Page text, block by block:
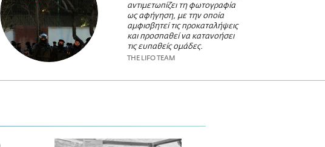
αντιμετωπίζει τη φωτογραφία
ως αφήγηση, με την οποία
αμφισβητεί τις προκαταλήψεις
και προσπαθεί να κατανοήσει
τις ευπαθείς ομάδες.
THE LIFO TEAM